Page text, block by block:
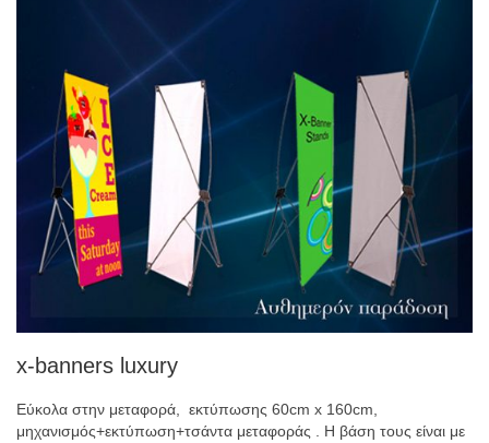
x-banners luxury
Εύκολα στην μεταφορά, εκτύπωσης 60cm x 160cm,
μηχανισμός+εκτύπωση+τσάντα μεταφοράς . Η βάση τους είναι με